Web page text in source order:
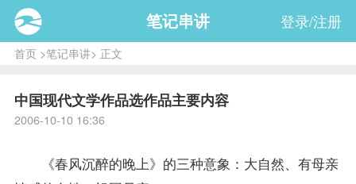
笔记串讲 登录/注册
首页>笔记串讲> 正文
中国现代文学作品选作品主要内容
2006-10-10 16:36
《春风沉醉的晚上》的三种意象：大自然、有母亲